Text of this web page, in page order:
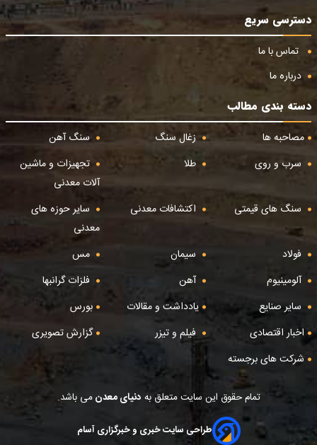
دسترسی سریع
تماس با ما
درباره ما
دسته بندی مطالب
مصاحبه ها
زغال سنگ
سنگ آهن
سرب و روی
طلا
تجهیزات و ماشین
آلات معدنی
سنگ های قیمتی
اکتشافات معدنی
سایر حوزه های
معدنی
فولاد
سیمان
مس
آلومینیوم
آهن
فلزات گرانبها
سایر صنایع
یادداشت و مقالات
بورس
اخبار اقتصادی
فیلم و تیزر
گزارش تصویری
شرکت های برجسته
تمام حقوق این سایت متعلق به دنیای معدنمی باشد.
طراحی سایت خبری و خبرگزاری آسام